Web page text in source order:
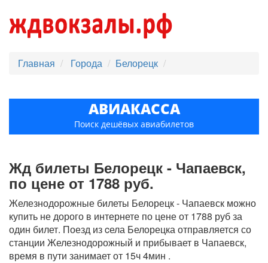
Главная Города Белорецк
АВИАКАССА
Поиск дешёвых авиабилетов
Жд билеты Белорецк - Чапаевск,
по цене от 1788 руб.
Железнодорожные билеты Белорецк - Чапаевск можно
купить не дорого в интернете по цене от 1788 руб за
один билет. Поезд из cела Белорецка отправляется со
станции Железнодорожный и прибывает в Чапаевск,
время в пути занимает от 15ч 4мин .